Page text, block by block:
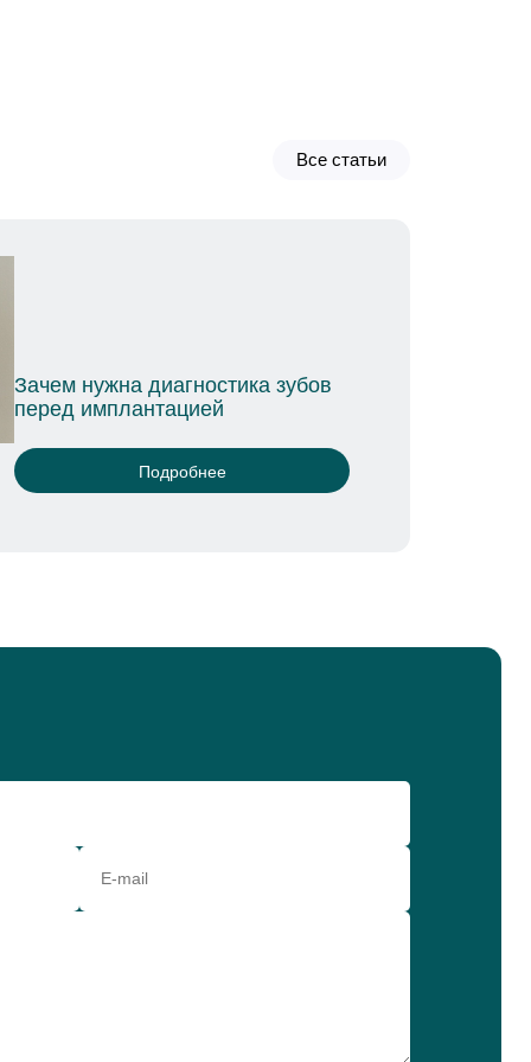
Все статьи
десне: причины и методы лечения
Подробнее